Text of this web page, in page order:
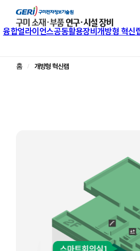
융합얼라이언스공동활용장비개방형 혁신
홈 개방형 혁신랩